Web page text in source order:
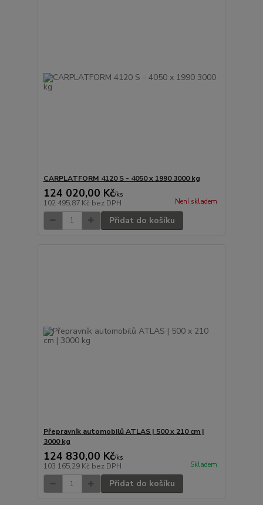
CARPLATFORM 4120 S - 4050 x 1990 3000 kg
124 020,00 Kč/ks
102 495,87 Kč bez DPH Není skladem
Přidat do košíku
Přepravník automobilů ATLAS | 500 x 210 cm |
3000 kg
124 830,00 Kč/ks
103 165,29 Kč bez DPH Skladem
Přidat do košíku